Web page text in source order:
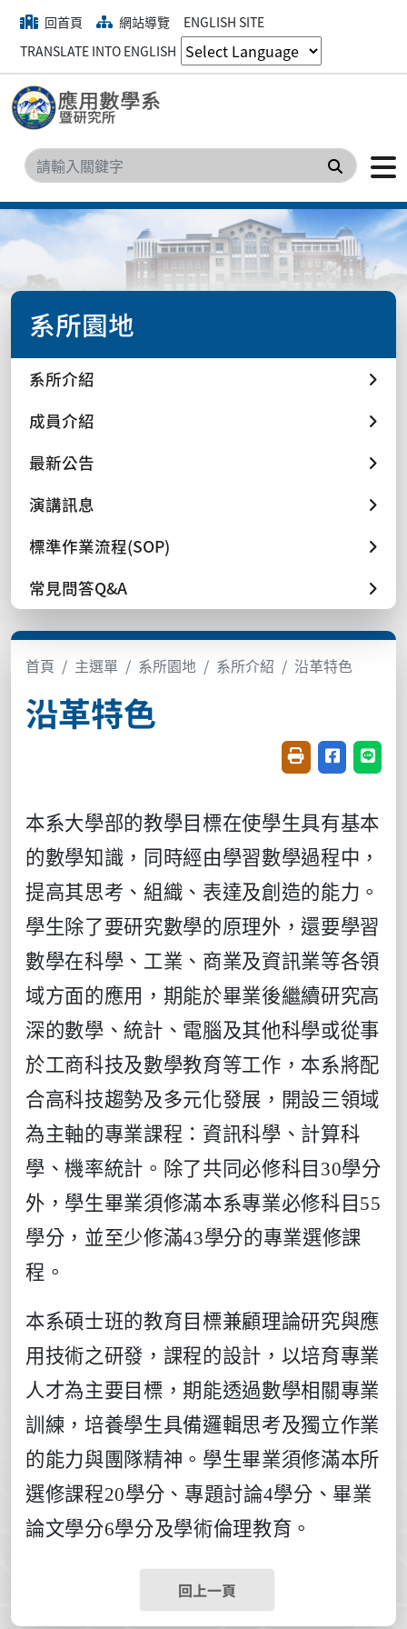
回首頁 網站導覽
ENGLISH SITE
TRANSLATE INTO ENGLISH
搜尋
系所園地
系所介紹
成員介紹
最新公告
演講訊息
標準作業流程(SOP)
常見問答Q&A
首頁 主選單 系所園地 系所介紹 沿革特色
沿革特色
友善列印(開新視
分享至臉書
分享
本系大學部的教學目標在使學生具有基本
的數學知識，同時經由學習數學過程中，
提高其思考、組織、表達及創造的能力。
學生除了要研究數學的原理外，還要學習
數學在科學、工業、商業及資訊業等各領
域方面的應用，期能於畢業後繼續研究高
深的數學、統計、電腦及其他科學或從事
於工商科技及數學教育等工作，本系將配
合高科技趨勢及多元化發展，開設三領域
為主軸的專業課程： 資訊科學、計算科
學、機率統計 。除了共同必修科目 30學分
外，學生畢業須修滿本系專業必修科目 55
學分，並至少修滿43學分的專業選修課
程。
本系碩士班的教育目標兼顧理論研究與應
用技術之研發，課程的設計，以培育專業
人才為主要目標，期能透過數學相關專業
訓練，培養學生具備邏輯思考及獨立作業
的能力與團隊精神。學生畢業須修滿本所
選修課程20學分、專題討論4學分、畢業
論文學分6學分及學術倫理教育。
回上一頁